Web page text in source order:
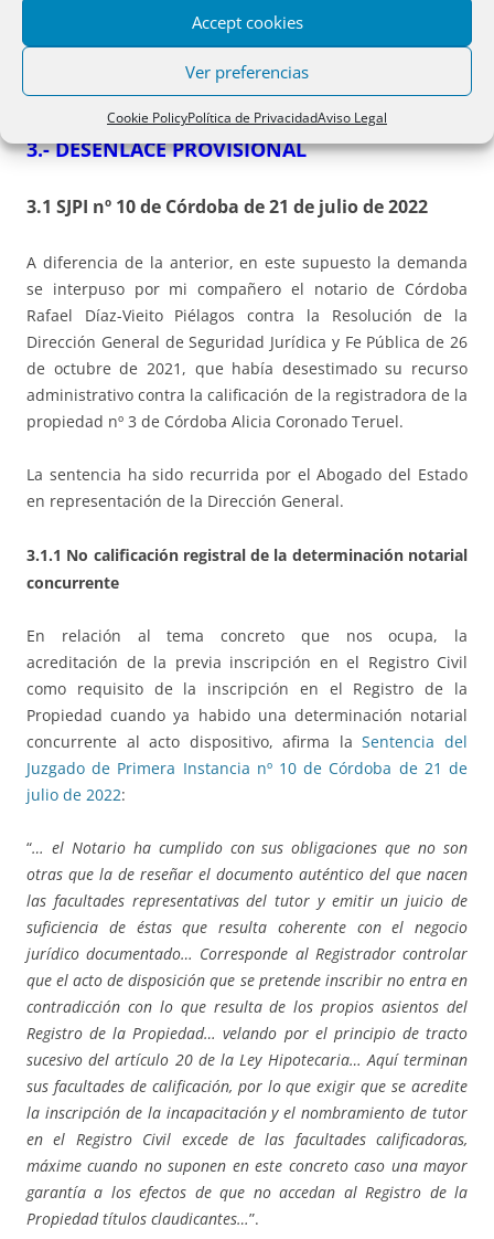
Accept cookies
Ver preferencias
Cookie PolicyPolítica de PrivacidadAviso Legal
autorizante y su propio juicio de suficiencia, entendiendo
la Dirección General esto último.
3.- DESENLACE PROVISIONAL
3.1 SJPI nº 10 de Córdoba de 21 de julio de 2022
A diferencia de la anterior, en este supuesto la demanda
se interpuso por mi compañero el notario de Córdoba
Rafael Díaz-Vieito Piélagos contra la Resolución de la
Dirección General de Seguridad Jurídica y Fe Pública de 26
de octubre de 2021, que había desestimado su recurso
administrativo contra la calificación de la registradora de la
propiedad nº 3 de Córdoba Alicia Coronado Teruel.
La sentencia ha sido recurrida por el Abogado del Estado
en representación de la Dirección General.
3.1.1 No calificación registral de la determinación notarial
concurrente
En relación al tema concreto que nos ocupa, la
acreditación de la previa inscripción en el Registro Civil
como requisito de la inscripción en el Registro de la
Propiedad cuando ya habido una determinación notarial
concurrente al acto dispositivo, afirma laSentencia del
Juzgado de Primera Instancia nº 10 de Córdoba de 21 de
julio de 2022:
“… el Notario ha cumplido con sus obligaciones que no son
otras que la de reseñar el documento auténtico del que nacen
las facultades representativas del tutor y emitir un juicio de
suficiencia de éstas que resulta coherente con el negocio
jurídico documentado… Corresponde al Registrador controlar
que el acto de disposición que se pretende inscribir no entra en
contradicción con lo que resulta de los propios asientos del
Registro de la Propiedad… velando por el principio de tracto
sucesivo del artículo 20 de la Ley Hipotecaria… Aquí terminan
sus facultades de calificación, por lo que exigir que se acredite
la inscripción de la incapacitación y el nombramiento de tutor
en el Registro Civil excede de las facultades calificadoras,
máxime cuando no suponen en este concreto caso una mayor
garantía a los efectos de que no accedan al Registro de la
Propiedad títulos claudicantes…”.